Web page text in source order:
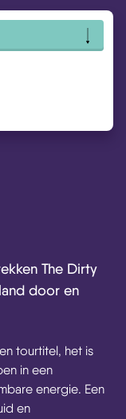
The Dirty
door en
tourtitel, het is
in een
energie. Een
en